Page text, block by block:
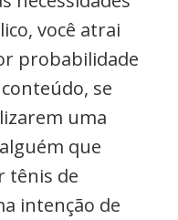
você atrai
probabilidade
se
uma
que
tênis de
intenção de